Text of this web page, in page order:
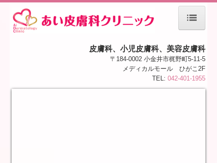
皮膚科、小児皮膚科、美容皮膚科
〒184-0002 小金井市梶野町5-11-5
メディカルモール ひがこ2F
TEL: 042-401-1955